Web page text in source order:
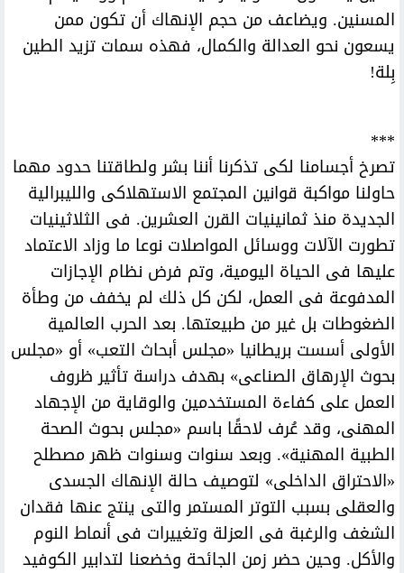
المسنين. ويضاعف من حجم الإنهاك أن تكون ممن
يسعون نحو العدالة والكمال، فهذه سمات تزيد الطين
بِلة!
***
تصرخ أجسامنا لكى تذكرنا أننا بشر ولطاقتنا حدود مهما
حاولنا مواكبة قوانين المجتمع الاستهلاكى والليبرالية
الجديدة منذ ثمانينيات القرن العشرين. فى الثلاثينيات
تطورت الآلات ووسائل المواصلات نوعا ما وزاد الاعتماد
عليها فى الحياة اليومية، وتم فرض نظام الإجازات
المدفوعة فى العمل، لكن كل ذلك لم يخفف من وطأة
الضغوطات بل غير من طبيعتها. بعد الحرب العالمية
الأولى أسست بريطانيا «مجلس أبحاث التعب» أو «مجلس
بحوث الإرهاق الصناعى» بهدف دراسة تأثير ظروف
العمل على كفاءة المستخدمين والوقاية من الإجهاد
المهنى، وقد عُرف لاحقًا باسم «مجلس بحوث الصحة
الطبية المهنية». وبعد سنوات وسنوات ظهر مصطلح
«الاحتراق الداخلى» لتوصيف حالة الإنهاك الجسدى
والعقلى بسبب التوتر المستمر والتى ينتج عنها فقدان
الشغف والرغبة فى العزلة وتغييرات فى أنماط النوم
والأكل. وحين حضر زمن الجائحة وخضعنا لتدابير الكوفيد